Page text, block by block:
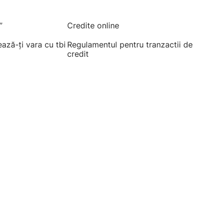
ți vara cu tbi
Credite online
Regulamentul pentru tranzactii de
credit